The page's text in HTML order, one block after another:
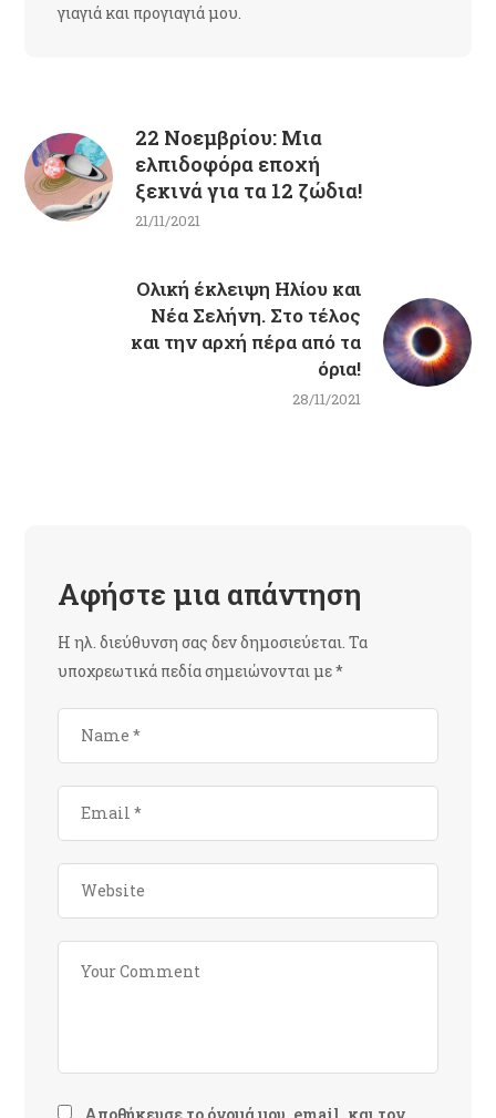
γιαγιά και προγιαγιά μου.
22 Νοεμβρίου: Μια
ελπιδοφόρα εποχή
ξεκινά για τα 12 ζώδια!
21/11/2021
Ολική έκλειψη Ηλίου και
Νέα Σελήνη. Στο τέλος
και την αρχή πέρα από τα
όρια!
28/11/2021
Αφήστε μια απάντηση
Η ηλ. διεύθυνση σας δεν δημοσιεύεται. Τα
υποχρεωτικά πεδία σημειώνονται με*
Αποθήκευσε το όνομά μου, email, και τον